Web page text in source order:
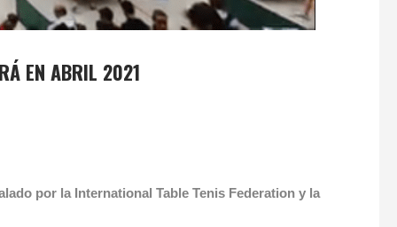
EN ABRIL 2021
por la International Table Tenis Federation y la